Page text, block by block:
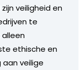
veiligheid en
te
ethische en
aan veilige